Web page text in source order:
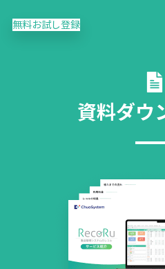
無料お試し登録
資料ダウ